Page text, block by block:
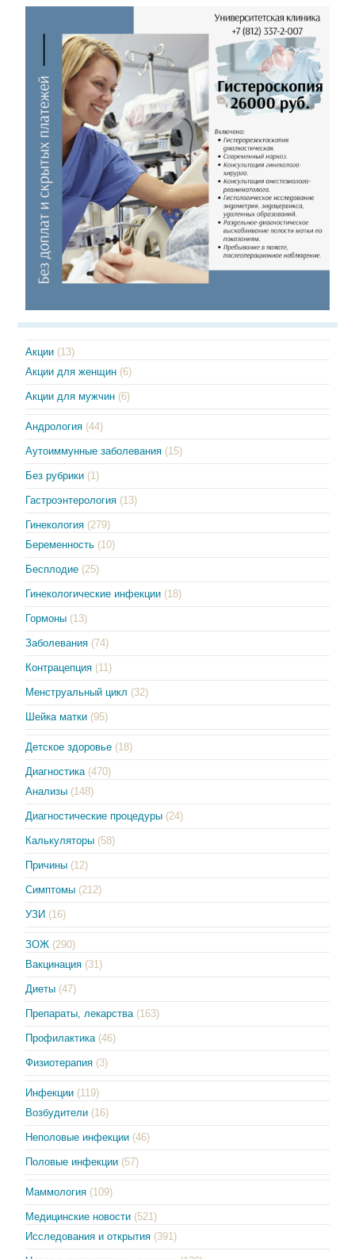
Акции (13)
Акции для женщин (6)
Акции для мужчин (6)
Андрология (44)
Аутоиммунные заболевания (15)
Без рубрики (1)
Гастроэнтерология (13)
Гинекология (279)
Беременность (10)
Бесплодие (25)
Гинекологические инфекции (18)
Гормоны (13)
Заболевания (74)
Контрацепция (11)
Менструальный цикл (32)
Шейка матки (95)
Детское здоровье (18)
Диагностика (470)
Анализы (148)
Диагностические процедуры (24)
Калькуляторы (58)
Причины (12)
Симптомы (212)
УЗИ (16)
ЗОЖ (290)
Вакцинация (31)
Диеты (47)
Препараты, лекарства (163)
Профилактика (46)
Физиотерапия (3)
Инфекции (119)
Возбудители (16)
Неполовые инфекции (46)
Половые инфекции (57)
Маммология (109)
Медицинские новости (521)
Исследования и открытия (391)